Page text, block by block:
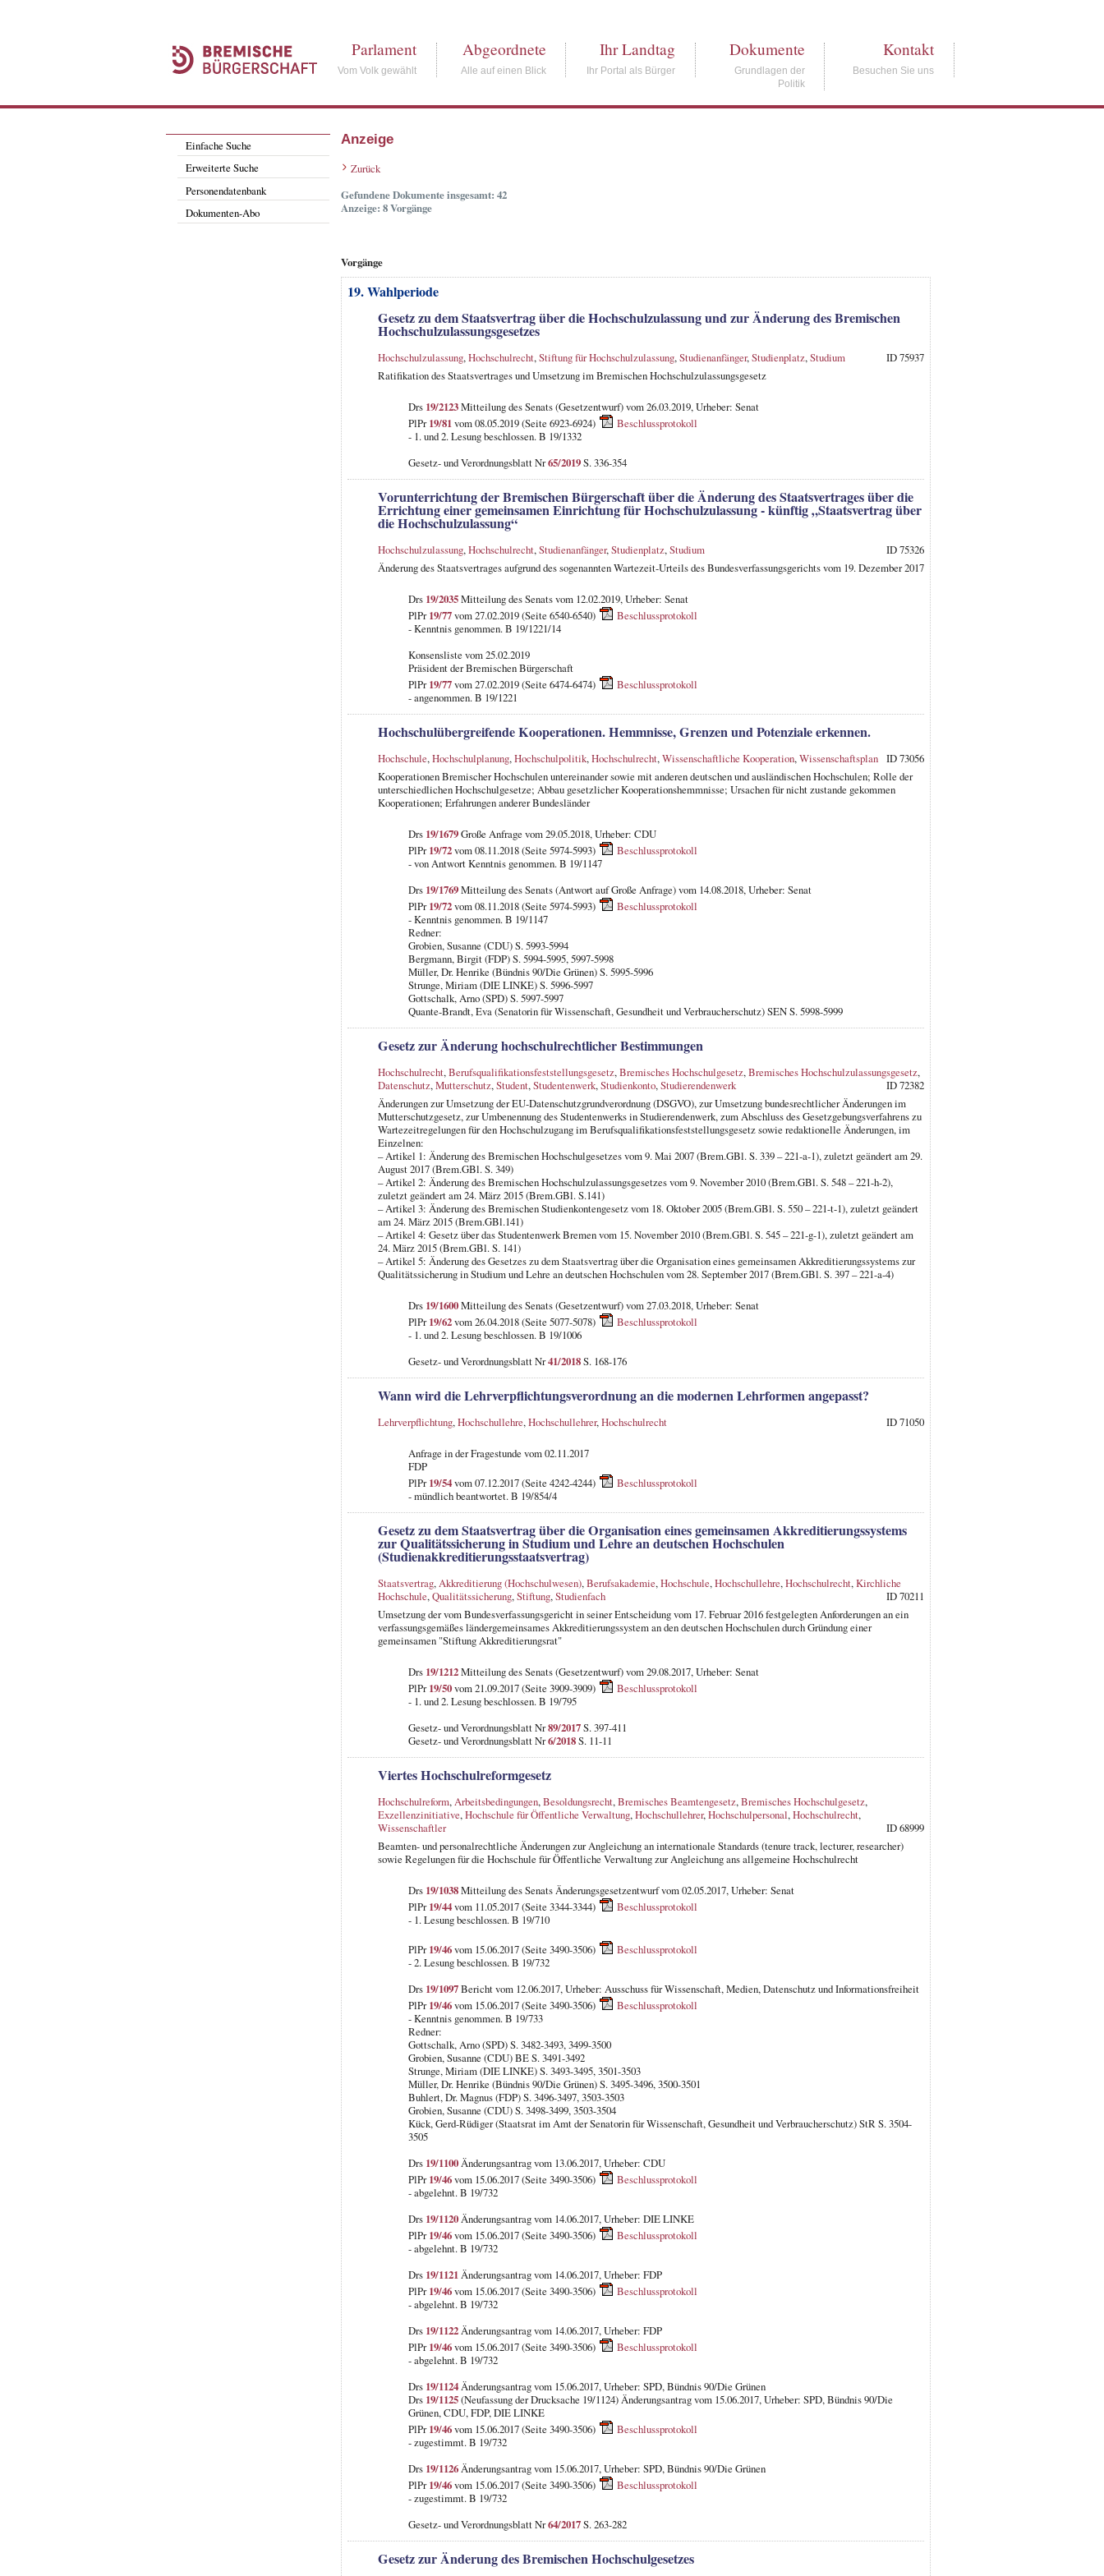
Parlament
Vom Volk gewählt
Abgeordnete
Alle auf einen Blick
Ihr Landtag
Ihr Portal als Bürger
Dokumente
Grundlagen der
Politik
Kontakt
Besuchen Sie uns
Einfache Suche
Erweiterte Suche
Personendatenbank
Dokumenten-Abo
Anzeige
Zurück
Gefundene Dokumente insgesamt: 42
Anzeige: 8 Vorgänge
Vorgänge
19. Wahlperiode
Gesetz zu dem Staatsvertrag über die Hochschulzulassung und zur Änderung des Bremischen
Hochschulzulassungsgesetzes
Hochschulzulassung,Hochschulrecht,Stiftung für Hochschulzulassung,Studienanfänger,Studienplatz,Studium
ID 75937
Ratifikation des Staatsvertrages und Umsetzung im Bremischen Hochschulzulassungsgesetz
Drs 19/2123Mitteilung des Senats (Gesetzentwurf) vom 26.03.2019, Urheber: Senat
PlPr19/81vom 08.05.2019 (Seite 6923-6924)
Beschlussprotokoll
- 1. und 2. Lesung beschlossen. B 19/1332
Gesetz- und Verordnungsblatt Nr65/2019S. 336-354
Vorunterrichtung der Bremischen Bürgerschaft über die Änderung des Staatsvertrages über die
Errichtung einer gemeinsamen Einrichtung für Hochschulzulassung - künftig „Staatsvertrag über
die Hochschulzulassung“
Hochschulzulassung,Hochschulrecht,Studienanfänger,Studienplatz,Studium
ID 75326
Änderung des Staatsvertrages aufgrund des sogenannten Wartezeit-Urteils des Bundesverfassungsgerichts vom 19. Dezember 2017
Drs 19/2035Mitteilung des Senats vom 12.02.2019, Urheber: Senat
PlPr19/77vom 27.02.2019 (Seite 6540-6540)
Beschlussprotokoll
- Kenntnis genommen. B 19/1221/14
Konsensliste vom 25.02.2019
Präsident der Bremischen Bürgerschaft
PlPr19/77vom 27.02.2019 (Seite 6474-6474)
Beschlussprotokoll
- angenommen. B 19/1221
Hochschulübergreifende Kooperationen. Hemmnisse, Grenzen und Potenziale erkennen.
Hochschule,Hochschulplanung,Hochschulpolitik,Hochschulrecht,Wissenschaftliche Kooperation,Wissenschaftsplan ID 73056
Kooperationen Bremischer Hochschulen untereinander sowie mit anderen deutschen und ausländischen Hochschulen; Rolle der
unterschiedlichen Hochschulgesetze; Abbau gesetzlicher Kooperationshemmnisse; Ursachen für nicht zustande gekommen
Kooperationen; Erfahrungen anderer Bundesländer
Drs 19/1679Große Anfrage vom 29.05.2018, Urheber: CDU
PlPr19/72vom 08.11.2018 (Seite 5974-5993)
Beschlussprotokoll
- von Antwort Kenntnis genommen. B 19/1147
Drs 19/1769Mitteilung des Senats (Antwort auf Große Anfrage) vom 14.08.2018, Urheber: Senat
PlPr19/72vom 08.11.2018 (Seite 5974-5993)
Beschlussprotokoll
- Kenntnis genommen. B 19/1147
Redner:
Grobien, Susanne (CDU) S. 5993-5994
Bergmann, Birgit (FDP) S. 5994-5995, 5997-5998
Müller, Dr. Henrike (Bündnis 90/Die Grünen) S. 5995-5996
Strunge, Miriam (DIE LINKE) S. 5996-5997
Gottschalk, Arno (SPD) S. 5997-5997
Quante-Brandt, Eva (Senatorin für Wissenschaft, Gesundheit und Verbraucherschutz) SEN S. 5998-5999
Gesetz zur Änderung hochschulrechtlicher Bestimmungen
Hochschulrecht,Berufsqualifikationsfeststellungsgesetz,Bremisches Hochschulgesetz,Bremisches Hochschulzulassungsgesetz,
Datenschutz,Mutterschutz,Student,Studentenwerk,Studienkonto,Studierendenwerk
ID 72382
Änderungen zur Umsetzung der EU-Datenschutzgrundverordnung (DSGVO), zur Umsetzung bundesrechtlicher Änderungen im
Mutterschutzgesetz, zur Umbenennung des Studentenwerks in Studierendenwerk, zum Abschluss des Gesetzgebungsverfahrens zu
Wartezeitregelungen für den Hochschulzugang im Berufsqualifikationsfeststellungsgesetz sowie redaktionelle Änderungen, im
Einzelnen:
– Artikel 1: Änderung des Bremischen Hochschulgesetzes vom 9. Mai 2007 (Brem.GBl. S. 339 – 221-a-1), zuletzt geändert am 29.
August 2017 (Brem.GBl. S. 349)
– Artikel 2: Änderung des Bremischen Hochschulzulassungsgesetzes vom 9. November 2010 (Brem.GBl. S. 548 – 221-h-2),
zuletzt geändert am 24. März 2015 (Brem.GBl. S.141)
– Artikel 3: Änderung des Bremischen Studienkontengesetz vom 18. Oktober 2005 (Brem.GBl. S. 550 – 221-t-1), zuletzt geändert
am 24. März 2015 (Brem.GBl.141)
– Artikel 4: Gesetz über das Studentenwerk Bremen vom 15. November 2010 (Brem.GBl. S. 545 – 221-g-1), zuletzt geändert am
24. März 2015 (Brem.GBl. S. 141)
– Artikel 5: Änderung des Gesetzes zu dem Staatsvertrag über die Organisation eines gemeinsamen Akkreditierungssystems zur
Qualitätssicherung in Studium und Lehre an deutschen Hochschulen vom 28. September 2017 (Brem.GBl. S. 397 – 221-a-4)
Drs 19/1600Mitteilung des Senats (Gesetzentwurf) vom 27.03.2018, Urheber: Senat
PlPr19/62vom 26.04.2018 (Seite 5077-5078)
Beschlussprotokoll
- 1. und 2. Lesung beschlossen. B 19/1006
Gesetz- und Verordnungsblatt Nr41/2018S. 168-176
Wann wird die Lehrverpflichtungsverordnung an die modernen Lehrformen angepasst?
Lehrverpflichtung,Hochschullehre,Hochschullehrer,Hochschulrecht ID 71050
Anfrage in der Fragestunde vom 02.11.2017
FDP
PlPr19/54vom 07.12.2017 (Seite 4242-4244)
Beschlussprotokoll
- mündlich beantwortet. B 19/854/4
Gesetz zu dem Staatsvertrag über die Organisation eines gemeinsamen Akkreditierungssystems
zur Qualitätssicherung in Studium und Lehre an deutschen Hochschulen
(Studienakkreditierungsstaatsvertrag)
Staatsvertrag,Akkreditierung (Hochschulwesen),Berufsakademie,Hochschule,Hochschullehre,Hochschulrecht,Kirchliche
Hochschule,Qualitätssicherung,Stiftung,Studienfach
ID 70211
Umsetzung der vom Bundesverfassungsgericht in seiner Entscheidung vom 17. Februar 2016 festgelegten Anforderungen an ein
verfassungsgemäßes ländergemeinsames Akkreditierungssystem an den deutschen Hochschulen durch Gründung einer
gemeinsamen "Stiftung Akkreditierungsrat"
Drs 19/1212Mitteilung des Senats (Gesetzentwurf) vom 29.08.2017, Urheber: Senat
PlPr19/50vom 21.09.2017 (Seite 3909-3909)
Beschlussprotokoll
- 1. und 2. Lesung beschlossen. B 19/795
Gesetz- und Verordnungsblatt Nr89/2017S. 397-411
Gesetz- und Verordnungsblatt Nr6/2018S. 11-11
Viertes Hochschulreformgesetz
Hochschulreform,Arbeitsbedingungen,Besoldungsrecht,Bremisches Beamtengesetz,Bremisches Hochschulgesetz,
Exzellenzinitiative,Hochschule für Öffentliche Verwaltung,Hochschullehrer,Hochschulpersonal,Hochschulrecht,
Wissenschaftler
ID 68999
Beamten- und personalrechtliche Änderungen zur Angleichung an internationale Standards (tenure track, lecturer, researcher)
sowie Regelungen für die Hochschule für Öffentliche Verwaltung zur Angleichung ans allgemeine Hochschulrecht
Drs 19/1038Mitteilung des Senats Änderungsgesetzentwurf vom 02.05.2017, Urheber: Senat
PlPr19/44vom 11.05.2017 (Seite 3344-3344)
Beschlussprotokoll
- 1. Lesung beschlossen. B 19/710
PlPr19/46vom 15.06.2017 (Seite 3490-3506)
Beschlussprotokoll
- 2. Lesung beschlossen. B 19/732
Drs 19/1097Bericht vom 12.06.2017, Urheber: Ausschuss für Wissenschaft, Medien, Datenschutz und Informationsfreiheit
PlPr19/46vom 15.06.2017 (Seite 3490-3506)
Beschlussprotokoll
- Kenntnis genommen. B 19/733
Redner:
Gottschalk, Arno (SPD) S. 3482-3493, 3499-3500
Grobien, Susanne (CDU) BE S. 3491-3492
Strunge, Miriam (DIE LINKE) S. 3493-3495, 3501-3503
Müller, Dr. Henrike (Bündnis 90/Die Grünen) S. 3495-3496, 3500-3501
Buhlert, Dr. Magnus (FDP) S. 3496-3497, 3503-3503
Grobien, Susanne (CDU) S. 3498-3499, 3503-3504
Kück, Gerd-Rüdiger (Staatsrat im Amt der Senatorin für Wissenschaft, Gesundheit und Verbraucherschutz) StR S. 3504-
3505
Drs 19/1100Änderungsantrag vom 13.06.2017, Urheber: CDU
PlPr19/46vom 15.06.2017 (Seite 3490-3506)
Beschlussprotokoll
- abgelehnt. B 19/732
Drs 19/1120Änderungsantrag vom 14.06.2017, Urheber: DIE LINKE
PlPr19/46vom 15.06.2017 (Seite 3490-3506)
Beschlussprotokoll
- abgelehnt. B 19/732
Drs 19/1121Änderungsantrag vom 14.06.2017, Urheber: FDP
PlPr19/46vom 15.06.2017 (Seite 3490-3506)
Beschlussprotokoll
- abgelehnt. B 19/732
Drs 19/1122Änderungsantrag vom 14.06.2017, Urheber: FDP
PlPr19/46vom 15.06.2017 (Seite 3490-3506)
Beschlussprotokoll
- abgelehnt. B 19/732
Drs 19/1124Änderungsantrag vom 15.06.2017, Urheber: SPD, Bündnis 90/Die Grünen
Drs 19/1125(Neufassung der Drucksache 19/1124) Änderungsantrag vom 15.06.2017, Urheber: SPD, Bündnis 90/Die
Grünen, CDU, FDP, DIE LINKE
PlPr19/46vom 15.06.2017 (Seite 3490-3506)
Beschlussprotokoll
- zugestimmt. B 19/732
Drs 19/1126Änderungsantrag vom 15.06.2017, Urheber: SPD, Bündnis 90/Die Grünen
PlPr19/46vom 15.06.2017 (Seite 3490-3506)
Beschlussprotokoll
- zugestimmt. B 19/732
Gesetz- und Verordnungsblatt Nr64/2017S. 263-282
Gesetz zur Änderung des Bremischen Hochschulgesetzes